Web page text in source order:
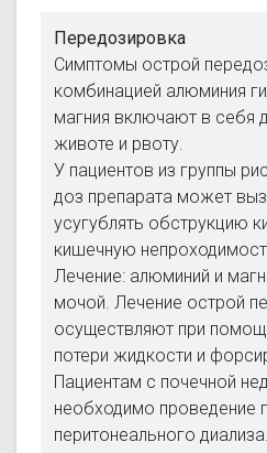
Передозировка
Симптомы острой
комбинацией алюминия
магния включают в себя
животе и рвоту.
У пациентов из группы
доз препарата может
усугублять обструкцию
кишечную
Лечение: алюминий и
мочой. Лечение острой
осуществляют при
потери жидкости и
Пациентам с почечной
необходимо проведение
перитонеального диализа.